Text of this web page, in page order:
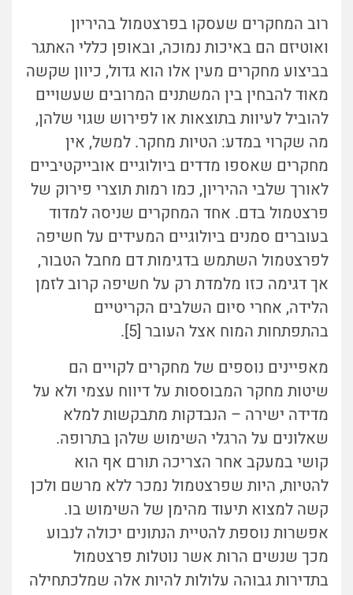
רוב המחקרים שעסקו בפרצטמול בהיריון
ואוטיזם הם באיכות נמוכה, ובאופן כללי האתגר
בביצוע מחקרים מעין אלו הוא גדול, כיוון שקשה
מאוד להבחין בין המשתנים המרובים שעשויים
להוביל לעיוות בתוצאות או לפירוש שגוי שלהן,
מה שקרוי במדע: הטיות מחקר. למשל, אין
מחקרים שאספו מדדים ביולוגיים אובייקטיביים
לאורך שלבי ההיריון, כמו רמות תוצרי פירוק של
פרצטמול בדם. אחד המחקרים שניסה למדוד
בעוברים סמנים ביולוגיים המעידים על חשיפה
לפרצטמול השתמש בדגימות דם מחבל הטבור,
אך דגימה כזו מלמדת רק על חשיפה קרוב לזמן
הלידה, אחרי סיום השלבים הקריטיים
בהתפתחות המוח אצל העובר [5].
מאפיינים נוספים של מחקרים לקויים הם
שיטות מחקר המבוססות על דיווח עצמי ולא על
מדידה ישירה – הנבדקות מתבקשות למלא
שאלונים על הרגלי השימוש שלהן בתרופה.
קושי במעקב אחר הצריכה תורם אף הוא
להטיות, היות שפרצטמול נמכר ללא מרשם ולכן
קשה למצוא תיעוד מהימן של השימוש בו.
אפשרות נוספת להטיית הנתונים יכולה לנבוע
מכך שנשים הרות אשר נוטלות פרצטמול
בתדירות גבוהה עלולות להיות אלה שמלכתחילה